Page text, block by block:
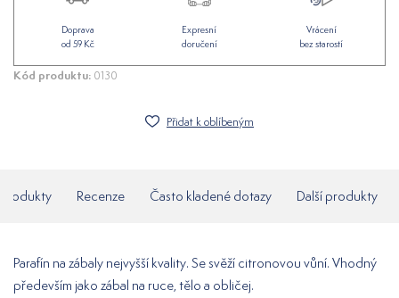
Doprava
od 59 Kč
Expresní
doručení
Vrácení
bez starostí
Kód produktu: 0130
Přidat k oblíbeným
Recenze Často kladené dotazy Další produkty
Parafín na zábaly nejvyšší kvality. Se svěží citronovou vůní. Vhodný
především jako zábal na ruce, tělo a obličej.